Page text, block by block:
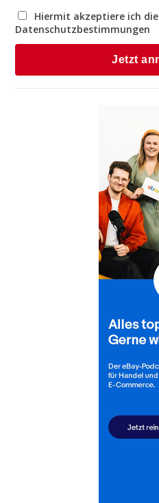
Hiermit akzeptiere ich die
Datenschutzbestimmungen